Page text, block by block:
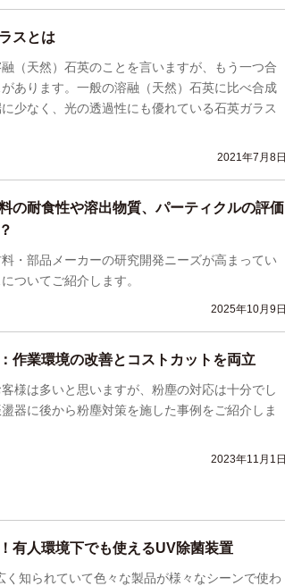
スとは
（天然）石英のことを言いますが、もう一つ合
あります。一般の溶融（天然）石英に比べ合成
少なく、光の透過性にも優れている石英ガラス
2021年7月8日
の耐食性や溶出物質、パーティクルの評価
・部品メーカーの研究開発ニーズが高まってい
ついてご紹介します。
2025年10月9日
作業環境の改善とコストカットを両立
様は多いと思いますが、粉塵の対応は十分でし
器に後から粉塵対策を施した事例をご紹介しま
2023年11月1日
有人環境下でも使えるUV除菌装置
く知られていて色々な製品が様々なシーンで使わ